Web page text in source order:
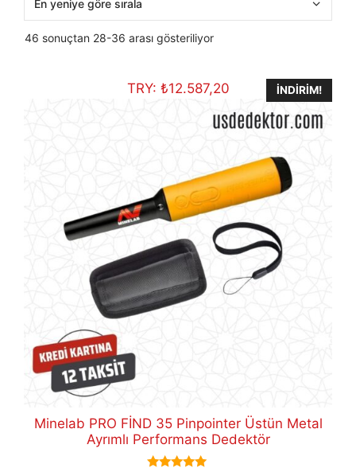
46 sonuçtan 28-36 arası gösteriliyorEn
sıralandı
TRY: ₺12.587,20 İNDIRIM!
Minelab PRO FİND 35 Pinpointer Üstün Metal
Ayrımlı Performans Dedektör